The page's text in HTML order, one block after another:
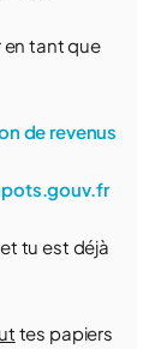
en tant que
de revenus
tu est déjà
tes papiers